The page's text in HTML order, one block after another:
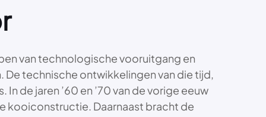
van technologische vooruitgang en
De technische ontwikkelingen van die tijd,
de jaren ’60 en ’70 van de vorige eeuw
kooiconstructie. Daarnaast bracht de